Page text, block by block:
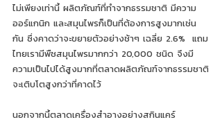
ไม่เพียงเท่านี้ ผลิตภัณฑ์ที่ทำจากธรรมชาติ มีความ
ออร์แกนิก และสมุนไพรก็เป็นที่ต้องการสูงมากเช่น
กัน ซึ่งคาดว่าจะขยายตัวอย่างช้าๆ เฉลี่ย 2.6%  แถม
ไทยเรามีพืชสมุนไพรมากกว่า 20,000 ชนิด จึงมี
ความเป็นไปได้สูงมากที่ตลาดผลิตภัณฑ์จากธรรมชาติ
จะเติบโตสูงกว่าที่คาดไว้
นอกจากนี้ตลาดเครื่องสำอางอย่างสกินแคร์